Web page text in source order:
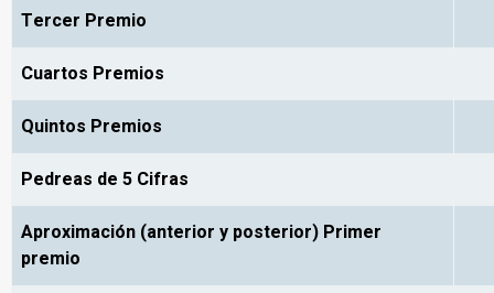
Tercer Premio
Cuartos Premios
Quintos Premios
Pedreas de 5 Cifras
Aproximación (anterior y posterior) Primer
premio